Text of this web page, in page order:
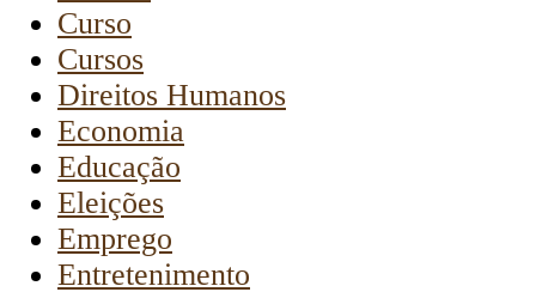
Curso
Cursos
Direitos Humanos
Economia
Educação
Eleições
Emprego
Entretenimento